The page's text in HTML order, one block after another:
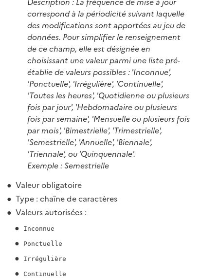
correspond à la périodicité suivant laquelle
des modifications sont apportées au jeu de
données. Pour simplifier le renseignement
de ce champ, elle est désignée en
choisissant une valeur parmi une liste pré-
établie de valeurs possibles : 'Inconnue',
'Ponctuelle', 'Irrégulière', 'Continuelle',
'Toutes les heures', 'Quotidienne ou plusieurs
fois par jour', 'Hebdomadaire ou plusieurs
fois par semaine', 'Mensuelle ou plusieurs fois
par mois', 'Bimestrielle', 'Trimestrielle',
'Semestrielle', 'Annuelle', 'Biennale',
'Triennale', ou 'Quinquennale'.
Exemple : Semestrielle
Valeur obligatoire
Type : chaîne de caractères
Valeurs autorisées :
Inconnue
Ponctuelle
Irrégulière
Continuelle